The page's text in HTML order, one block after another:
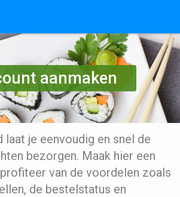
aanmaken
laat je eenvoudig en snel de
bezorgen. Maak hier een
van de voordelen zoals
de bestelstatus en